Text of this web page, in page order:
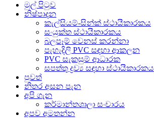
මුල් පිටුව
නිෂ්පාදන
කැල්සියම්-සින්ක් ස්ථායීකාරකය
සංයුක්ත ස්ථායීකාරකය
බලපෑම් වෙනස් කරන්නා
පැහැදිලි PVC සඳහා ආකලන
PVC සැකසුම් ආධාරක
සපත්තු ද්‍රව්‍ය සඳහා ස්ථායීකාරකය
පුවත්
නිතර අසන පැන
අපි ගැන
කර්මාන්තශාලා සංචාරය
අපව අමතන්න